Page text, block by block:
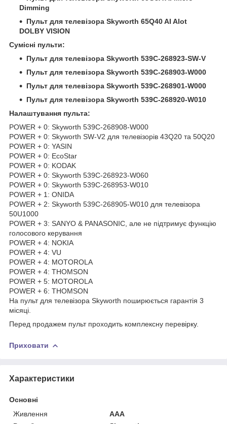
Dimming
Пульт для телевізора Skyworth 65Q40 AI Alot
DOLBY VISION
Сумісні пульти:
Пульт для телевізора Skyworth 539C-268923-SW-V
Пульт для телевізора Skyworth 539C-268903-W000
Пульт для телевізора Skyworth 539C-268901-W000
Пульт для телевізора Skyworth 539C-268920-W010
Налаштування пульта:
POWER + 0: Skyworth 539C-268908-W000
POWER + 0: Skyworth SW-V2 для телевізорів 43Q20 та 50Q20
POWER + 0: YASIN
POWER + 0: EcoStar
POWER + 0: KODAK
POWER + 0: Skyworth 539C-268923-W060
POWER + 0: Skyworth 539C-268953-W010
POWER + 1: ONIDA
POWER + 2: Skyworth 539C-268905-W010 для телевізора
50U1000
POWER + 3: SANYO & PANASONIC, але не підтримує функцію
голосового керування
POWER + 4: NOKIA
POWER + 4: VU
POWER + 4: MOTOROLA
POWER + 4: THOMSON
POWER + 5: MOTOROLA
POWER + 6: THOMSON
На пульт для телевізора Skyworth поширюється гарантія 3
місяці.
Перед продажем пульт проходить комплексну перевірку.
Приховати
Характеристики
Основні
Живлення
AAA